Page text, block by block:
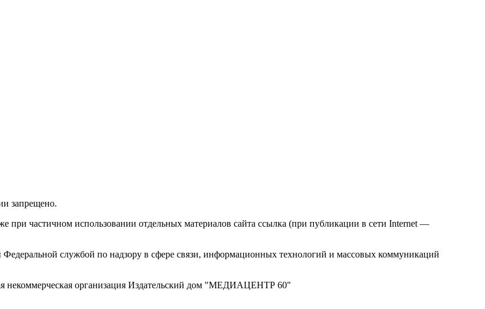
запрещено.
при частичном использовании отдельных материалов сайта ссылка (при публикации в сети Internet —
службой по надзору в сфере связи, информационных технологий и массовых коммуникаций
некоммерческая организация Издательский дом "МЕДИАЦЕНТР 60"